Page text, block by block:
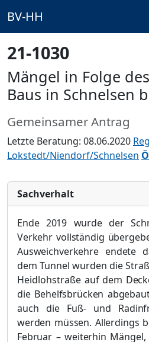
BV-HH
21-1030
Mängel in Folge
Baus in Schnelsen
Gemeinsamer Antrag
Letzte Beratung: 08.06.2020
Lokstedt/Niendorf/Schnelsen
Sachverhalt
Ende 2019 wurde der
Verkehr vollständig
Ausweichverkehre endete
dem Tunnel wurden die
Heidlohstraße auf dem
die Behelfsbrücken
auch die Fuß- und
werden müssen. Allerdings
Februar – weiterhin